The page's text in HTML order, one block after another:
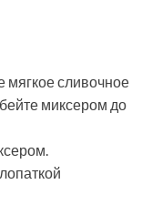
мягкоесливочное
миксером до